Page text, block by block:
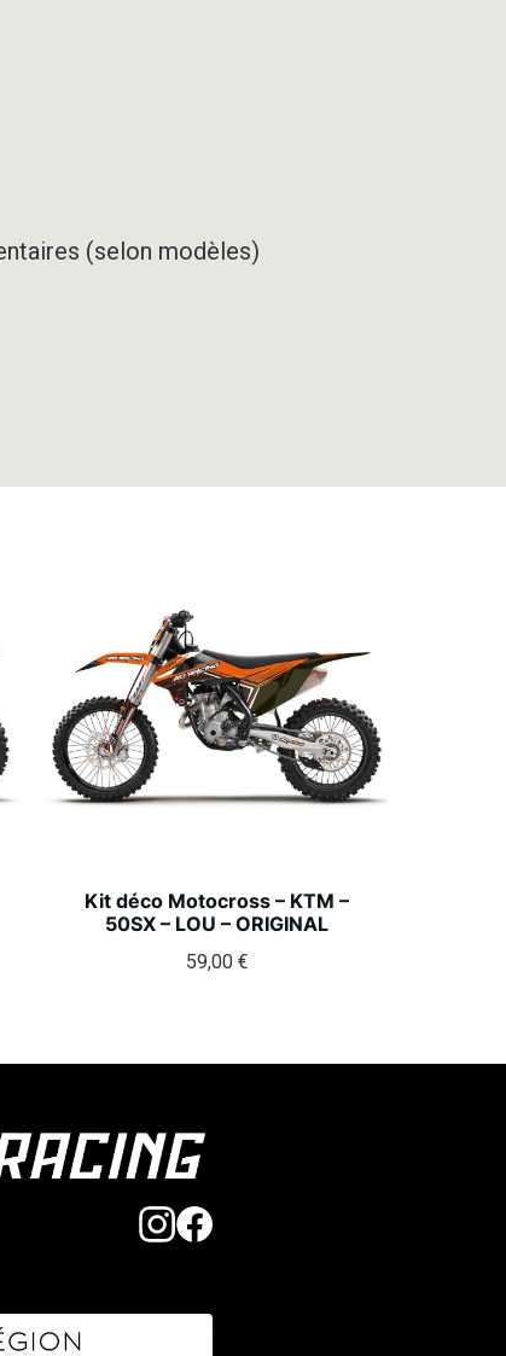
(selon modèles)
Kit déco Motocross – KTM –
50SX – LOU – ORIGINAL
59,00 €